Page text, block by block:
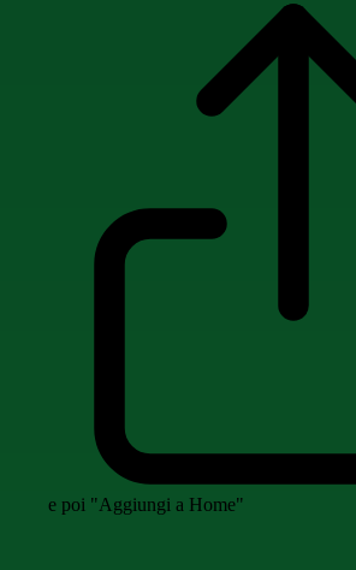
e poi "Aggiungi a Home"